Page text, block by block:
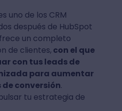
uno de los CRM
después de HubSpot
un completo
de clientes, con el que
con tus leads de
para aumentar
conversión.
tu estrategia de